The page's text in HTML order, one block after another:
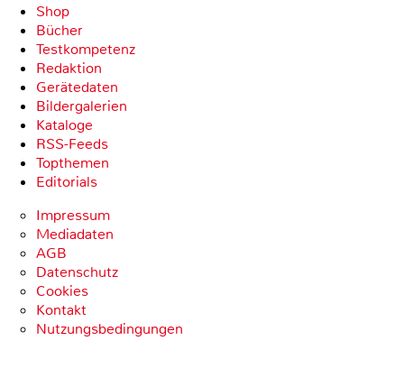
Shop
Bücher
Testkompetenz
Redaktion
Gerätedaten
Bildergalerien
Kataloge
RSS-Feeds
Topthemen
Editorials
Impressum
Mediadaten
AGB
Datenschutz
Cookies
Kontakt
Nutzungsbedingungen